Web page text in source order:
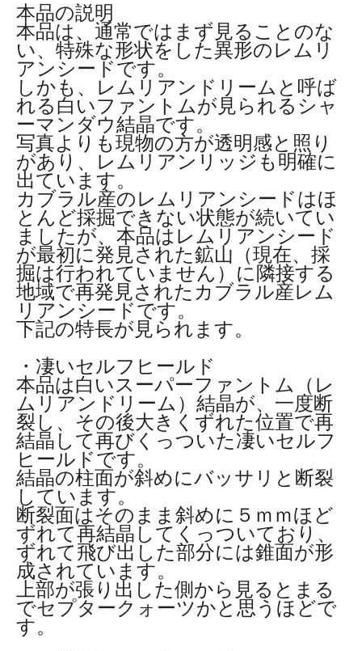
本品の説明
本品は、通常ではまず見ることのな
い、特殊な形状をした異形のレムリ
アンシードです。
しかも、レムリアンドリームと呼ば
れる白いファントムが見られるシャ
ーマンダウ結晶です。
写真よりも現物の方が透明感と照り
があり、レムリアンリッジも明確に
出ています。
カブラル産のレムリアンシードはほ
とんど採掘できない状態が続いてい
ましたが、本品はレムリアンシード
が最初に発見された鉱山（現在、採
掘は行われていません）に隣接する
地域で再発見されたカブラル産レム
リアンシードです。
下記の特長が見られます。
・凄いセルフヒールド
本品は白いスーパーファントム（レ
ムリアンドリーム）結晶が、一度断
裂し、その後大きくずれた位置で再
結晶して再びくっついた凄いセルフ
ヒールドです。
結晶の柱面が斜めにバッサリと断裂
しています。
断裂面はそのまま斜めに５ｍｍほど
ずれて再結晶してくっついており、
ずれて飛び出した部分には錐面が形
成されています。
上部が張り出した側から見るとまる
でセプタークォーツかと思うほどで
す。